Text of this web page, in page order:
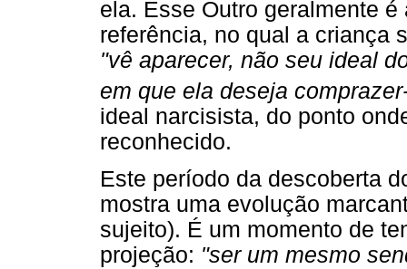
ela. Esse Outro geralmente
referência, no qual a criança
"vê aparecer, não seu ideal
em que ela deseja
ideal narcisista, do ponto
reconhecido.
Este período da descoberta
mostra uma evolução
sujeito). É um momento de
projeção: "ser um mesmo